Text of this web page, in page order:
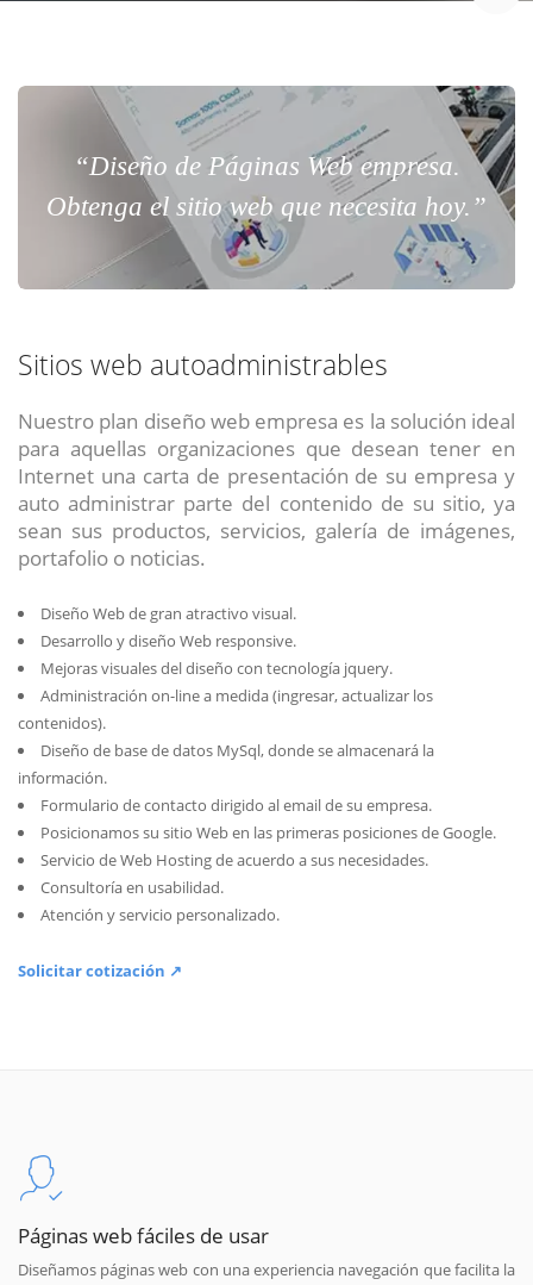
“Diseño de Páginas Web empresa.
Obtenga el sitio web que necesita hoy.”
Sitios web autoadministrables
Nuestro plan diseño web empresa es la solución ideal
para aquellas organizaciones que desean tener en
Internet una carta de presentación de su empresa y
auto administrar parte del contenido de su sitio, ya
sean sus productos, servicios, galería de imágenes,
portafolio o noticias.
Diseño Web de gran atractivo visual.
Desarrollo y diseño Web responsive.
Mejoras visuales del diseño con tecnología jquery.
Administración on-line a medida (ingresar, actualizar los
contenidos).
Diseño de base de datos MySql, donde se almacenará la
información.
Formulario de contacto dirigido al email de su empresa.
Posicionamos su sitio Web en las primeras posiciones de Google.
Servicio de Web Hosting de acuerdo a sus necesidades.
Consultoría en usabilidad.
Atención y servicio personalizado.
Solicitar cotización ↗
Páginas web fáciles de usar
Diseñamos páginas web con una experiencia navegación que facilita la